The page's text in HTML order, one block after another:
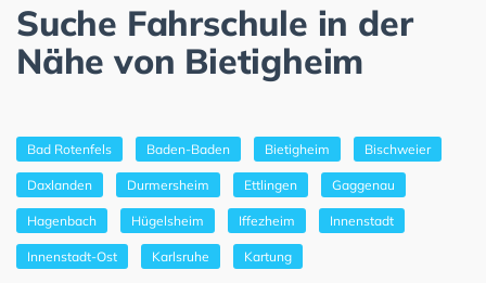
Suche Fahrschule in der
Nähe von Bietigheim
Bad Rotenfels Baden-Baden Bietigheim Bischweier
Daxlanden Durmersheim Ettlingen Gaggenau
Hagenbach Hügelsheim Iffezheim Innenstadt
Innenstadt-Ost Karlsruhe Kartung